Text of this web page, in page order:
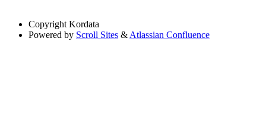
Copyright Kordata
Powered by Scroll Sites & Atlassian Confluence